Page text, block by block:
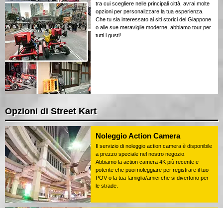
tra cui scegliere nelle principali città, avrai molte
opzioni per personalizzare la tua esperienza.
Che tu sia interessato ai siti storici del Giappone
o alle sue meraviglie moderne, abbiamo tour per
tutti i gusti!
Opzioni di Street Kart
Noleggio Action Camera
Il servizio di noleggio action camera è disponibile
a prezzo speciale nel nostro negozio.
Abbiamo la action camera 4K più recente e
potente che puoi noleggiare per registrare il tuo
POV o la tua famiglia/amici che si divertono per
le strade.